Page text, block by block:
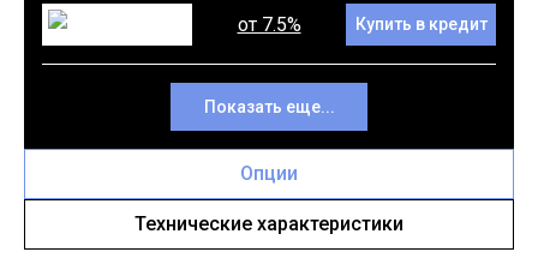
от 7.5% Купить в кредит
Показать еще...
Опции
Технические характеристики